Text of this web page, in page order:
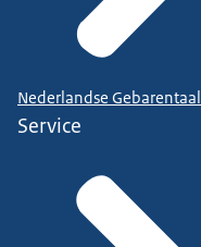
Nederlandse Gebarentaal
Service